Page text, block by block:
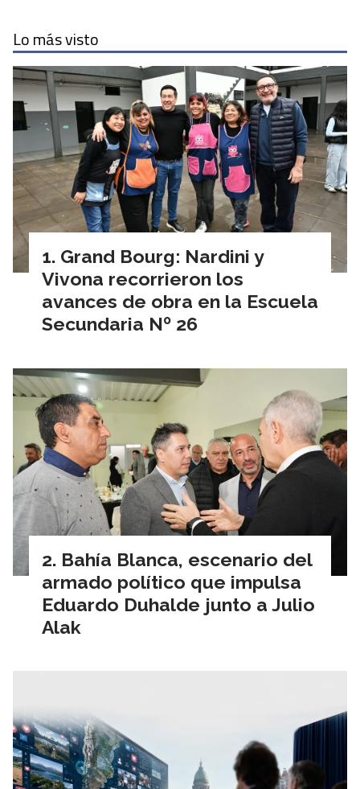
Lo más visto
Grand Bourg: Nardini y
Vivona recorrieron los
avances de obra en la Escuela
Secundaria Nº 26
Bahía Blanca, escenario del
armado político que impulsa
Eduardo Duhalde junto a Julio
Alak